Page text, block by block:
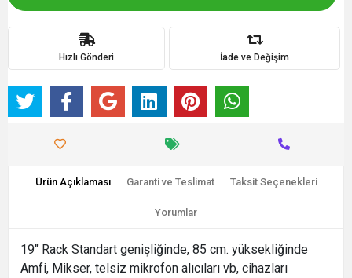
Hızlı Gönderi İade ve Değişim
Ürün Açıklaması Garanti ve Teslimat Taksit Seçenekleri
Yorumlar
19" Rack Standart genişliğinde, 85 cm. yüksekliğinde
Amfi, Mikser, telsiz mikrofon alıcıları vb, cihazları